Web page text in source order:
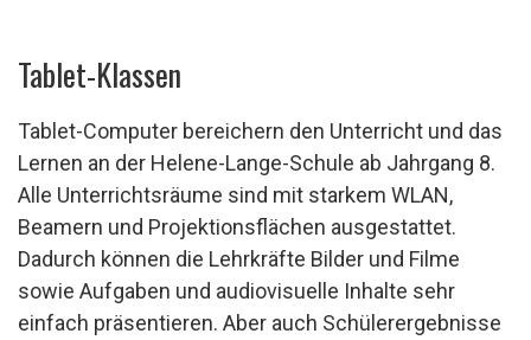
Tablet-Klassen
Tablet-Computer bereichern den Unterricht und das
Lernen an der Helene-Lange-Schule ab Jahrgang 8.
Alle Unterrichtsräume sind mit starkem WLAN,
Beamern und Projektionsflächen ausgestattet.
Dadurch können die Lehrkräfte Bilder und Filme
sowie Aufgaben und audiovisuelle Inhalte sehr
einfach präsentieren. Aber auch Schülerergebnisse